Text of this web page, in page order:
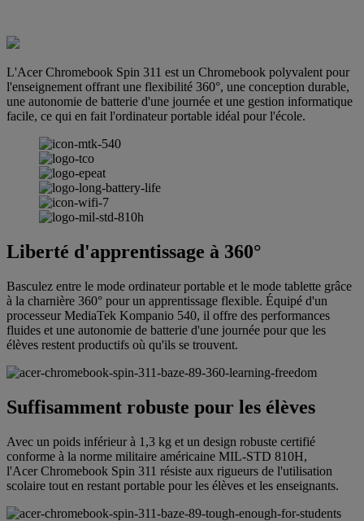
L'Acer Chromebook Spin 311 est un Chromebook polyvalent pour
l'enseignement offrant une flexibilité 360°, une conception durable,
une autonomie de batterie d'une journée et une gestion informatique
facile, ce qui en fait l'ordinateur portable idéal pour l'école.
Liberté d'apprentissage à 360°
Basculez entre le mode ordinateur portable et le mode tablette grâce
à la charnière 360° pour un apprentissage flexible. Équipé d'un
processeur MediaTek Kompanio 540, il offre des performances
fluides et une autonomie de batterie d'une journée pour que les
élèves restent productifs où qu'ils se trouvent.
Suffisamment robuste pour les élèves
Avec un poids inférieur à 1,3 kg et un design robuste certifié
conforme à la norme militaire américaine MIL-STD 810H,
l'Acer Chromebook Spin 311 résiste aux rigueurs de l'utilisation
scolaire tout en restant portable pour les élèves et les enseignants.